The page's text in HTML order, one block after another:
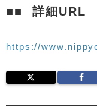
詳細URL
https://